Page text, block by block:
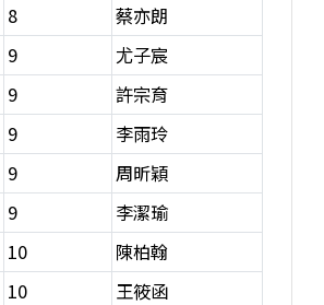
8
蔡亦朗
9
尤子宸
9
許宗育
9
李雨玲
9
周昕穎
9
李潔瑜
10
陳柏翰
10
王筱函